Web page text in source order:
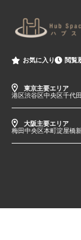
お気に入り 閲覧
東京主要エリア
港区渋谷区中央区千代
大阪主要エリア
梅田中央区本町淀屋橋